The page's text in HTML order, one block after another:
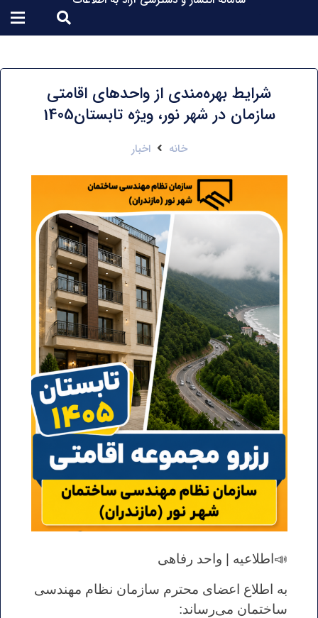
شرایط بهره‌مندی از واحدهای اقامتی
سازمان در شهر نور، ویژه تابستان1405
خانه اخبار
📣اطلاعیه | واحد رفاهی
به اطلاع اعضای محترم سازمان نظام مهندسی
ساختمان می‌رساند: